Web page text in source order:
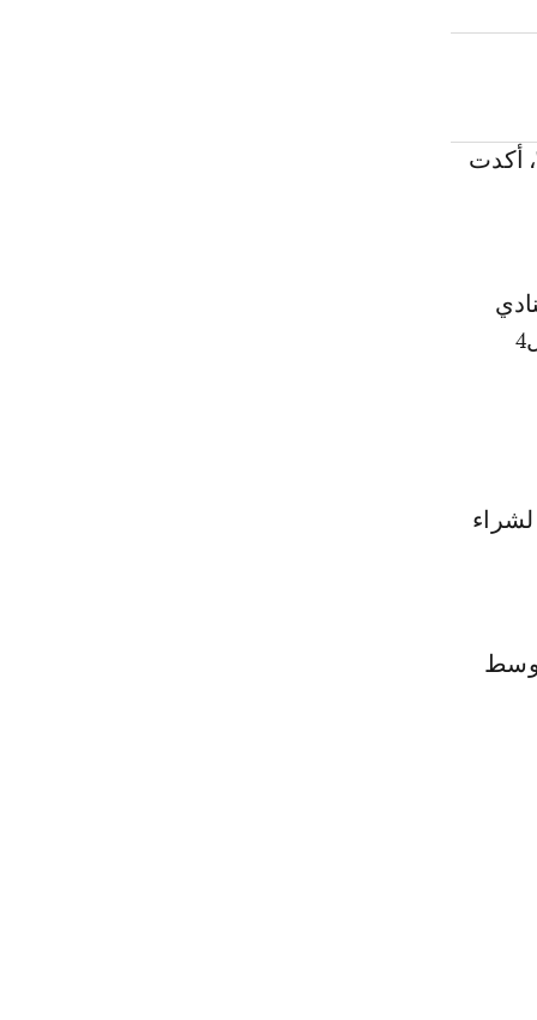
أكدت
يحرز تقدما جيدا، على الرغم من أن الفريق يتأخر ب8 نقاط عن المراكز ال4
أيضا وسط